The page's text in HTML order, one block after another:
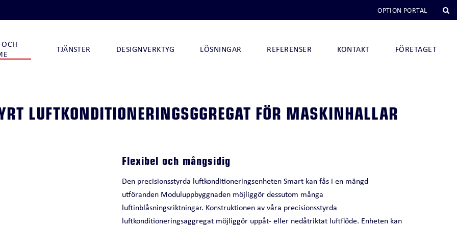
OCH
NOVA ARCTIC 32
CHILLQUICK DECO SV
CHILLQUICK ECO
NOVADUAL 290
NOVAHEAT 32 I
NOVAHEAT 32
CHILLQUICK THERMO
TJÄNSTER DESIGNVERKTYG LÖSNINGAR REFERENSER KONTAKT FÖRETAGET
OPTION PORTAL
LUFTKONDITIONERINGSGGREGAT FÖR MASKINHALLAR
Flexibel och mångsidig
Den precisionsstyrda luftkonditioneringsenheten Smart kan fås i en mängd
utföranden Moduluppbyggnaden möjliggör dessutom många
luftinblåsningsriktningar. Konstruktionen av våra precisionsstyrda
luftkonditioneringsaggregat möjliggör uppåt- eller nedåtriktat luftflöde. Enheten kan